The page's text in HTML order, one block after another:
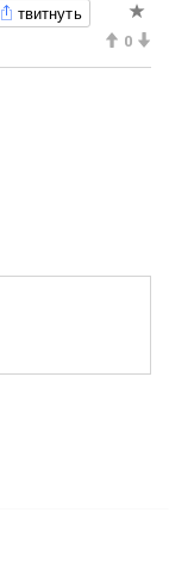
твитнуть
0